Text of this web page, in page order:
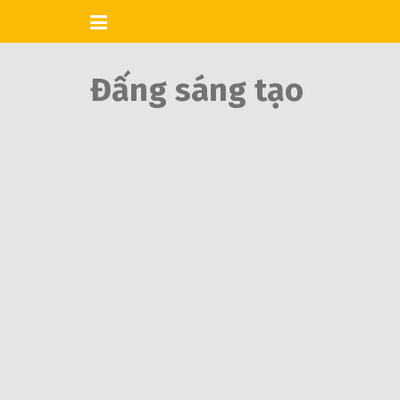
Đấng sáng tạo